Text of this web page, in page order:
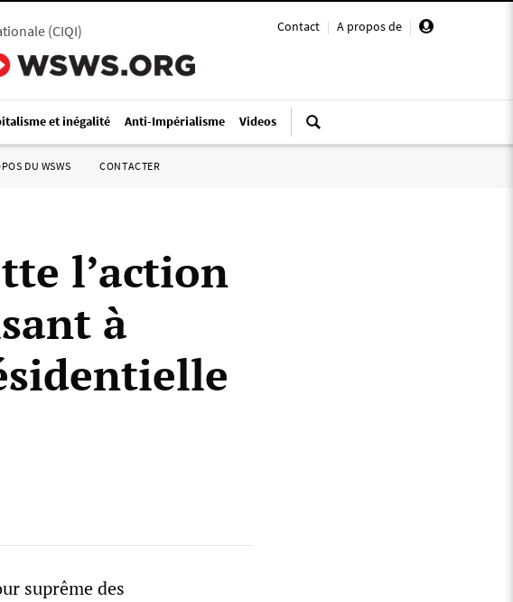
Contact | A propos de |
(CIQI)
et inégalité Anti-Impérialisme Videos
DU WSWS CONTACTER
l’action
à
suprême des